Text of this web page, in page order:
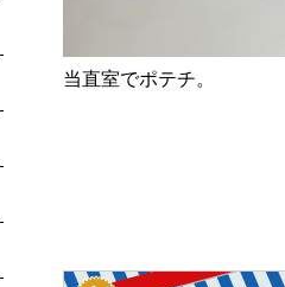
当直室でポテチ。